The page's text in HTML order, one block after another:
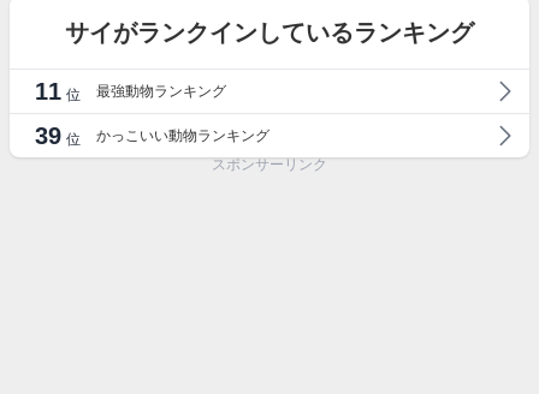
サイがランクインしているランキング
11 位 最強動物ランキング
39 位
かっこいい動物ランキング
スポンサーリンク